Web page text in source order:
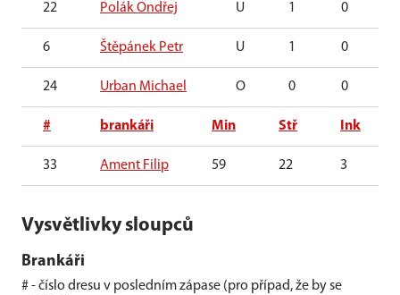
22 Polák Ondřej U 1 0
6 Štěpánek Petr U 1 0
24 Urban Michael O 0 0
# brankáři Min Stř Ink
33 Ament Filip 59 22 3
Vysvětlivky sloupců
Brankáři
# - číslo dresu v posledním zápase (pro případ, že by se